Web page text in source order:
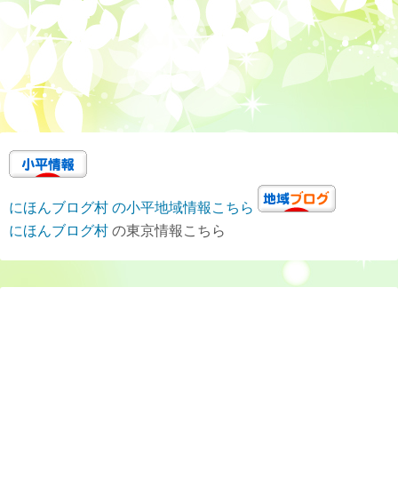
にほんブログ村 の小平地域情報こちら
にほんブログ村 の東京情報こちら